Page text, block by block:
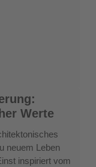
Werte
neuem Leben
inspiriert vom